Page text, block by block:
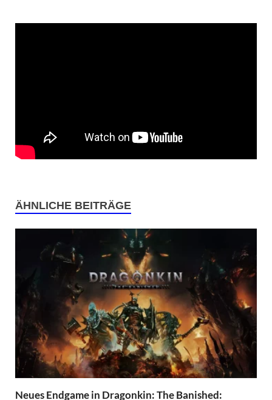
ÄHNLICHE BEITRÄGE
Neues Endgame in Dragonkin: The Banished: